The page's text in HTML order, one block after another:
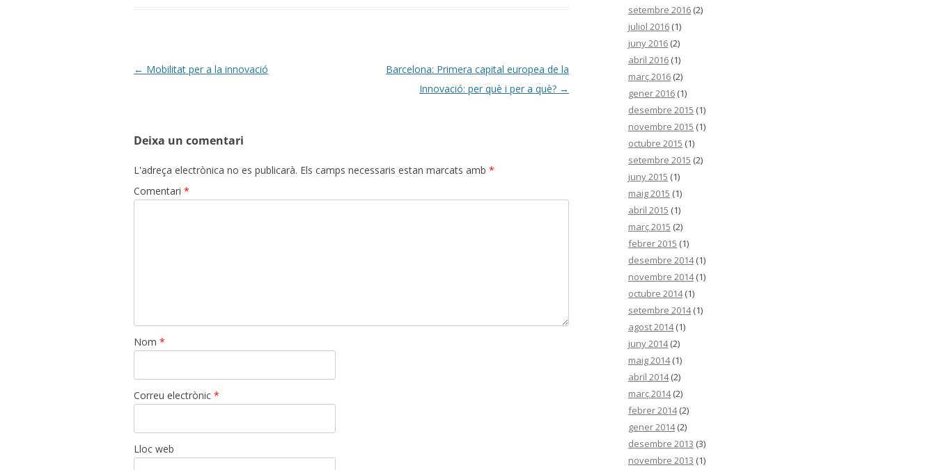
Navegació
← Mobilitat per a la innovació
Barcelona: Primera capital europea de la
Innovació: per què i per a què? →
Deixa un comentari
L'adreça electrònica no es publicarà. Els camps necessaris estan marcats amb *
Comentari *
Nom *
Correu electrònic *
Lloc web
setembre 2016 (2)
juliol 2016 (1)
juny 2016 (2)
abril 2016 (1)
març 2016 (2)
gener 2016 (1)
desembre 2015 (1)
novembre 2015 (1)
octubre 2015 (1)
setembre 2015 (2)
juny 2015 (1)
maig 2015 (1)
abril 2015 (1)
març 2015 (2)
febrer 2015 (1)
desembre 2014(1)
novembre 2014(1)
octubre 2014(1)
setembre 2014(1)
agost 2014(1)
juny 2014(2)
maig 2014(1)
abril 2014(2)
març 2014(2)
febrer 2014(2)
gener 2014(2)
desembre 2013 (3)
novembre 2013 (1)